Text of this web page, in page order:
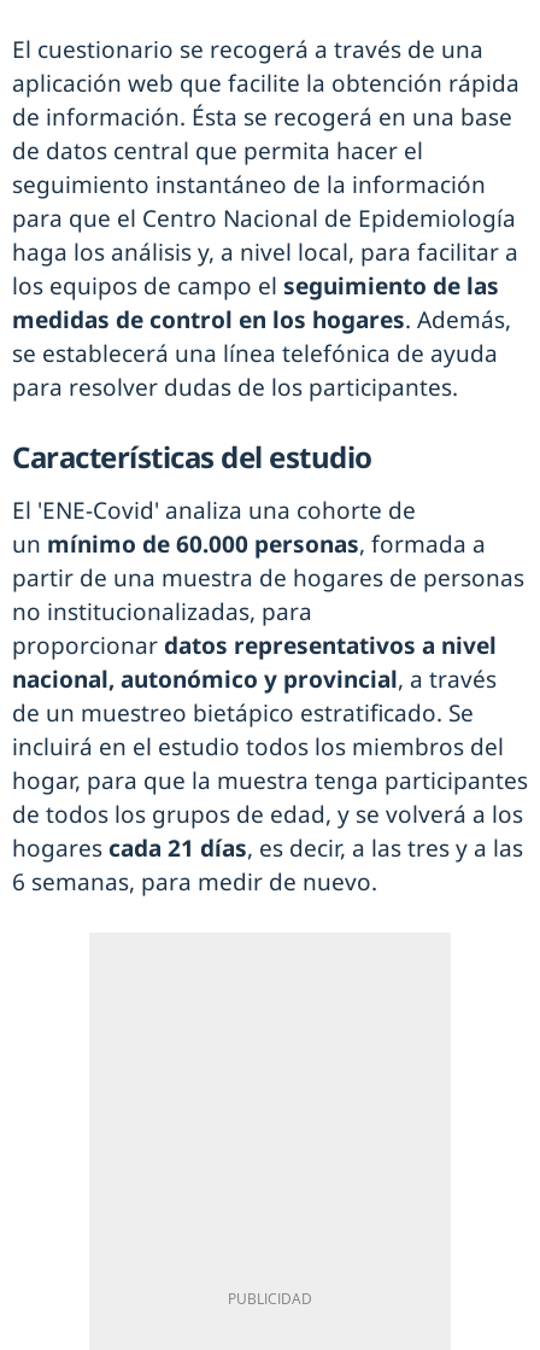
El cuestionario se recogerá a través de una
aplicación web que facilite la obtención rápida
de información. Ésta se recogerá en una base
de datos central que permita hacer el
seguimiento instantáneo de la información
para que el Centro Nacional de Epidemiología
haga los análisis y, a nivel local, para facilitar a
los equipos de campo el seguimiento de las
medidas de control en los hogares. Además,
se establecerá una línea telefónica de ayuda
para resolver dudas de los participantes.
Características del estudio
El 'ENE-Covid' analiza una cohorte de
un mínimo de 60.000 personas, formada a
partir de una muestra de hogares de personas
no institucionalizadas, para
proporcionar datos representativos a nivel
nacional, autonómico y provincial, a través
de un muestreo bietápico estratificado. Se
incluirá en el estudio todos los miembros del
hogar, para que la muestra tenga participantes
de todos los grupos de edad, y se volverá a los
hogares cada 21 días, es decir, a las tres y a las
6 semanas, para medir de nuevo.